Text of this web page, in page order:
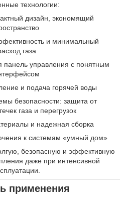
технологии:
дизайн, экономящий
и минимальный
газа
панель управления с понятным
и подача горячей воды
безопасности: защита от
газа и перегрузок
и надежная сборка
к системам «умный дом»
безопасную и эффективную
даже при интенсивной
применения